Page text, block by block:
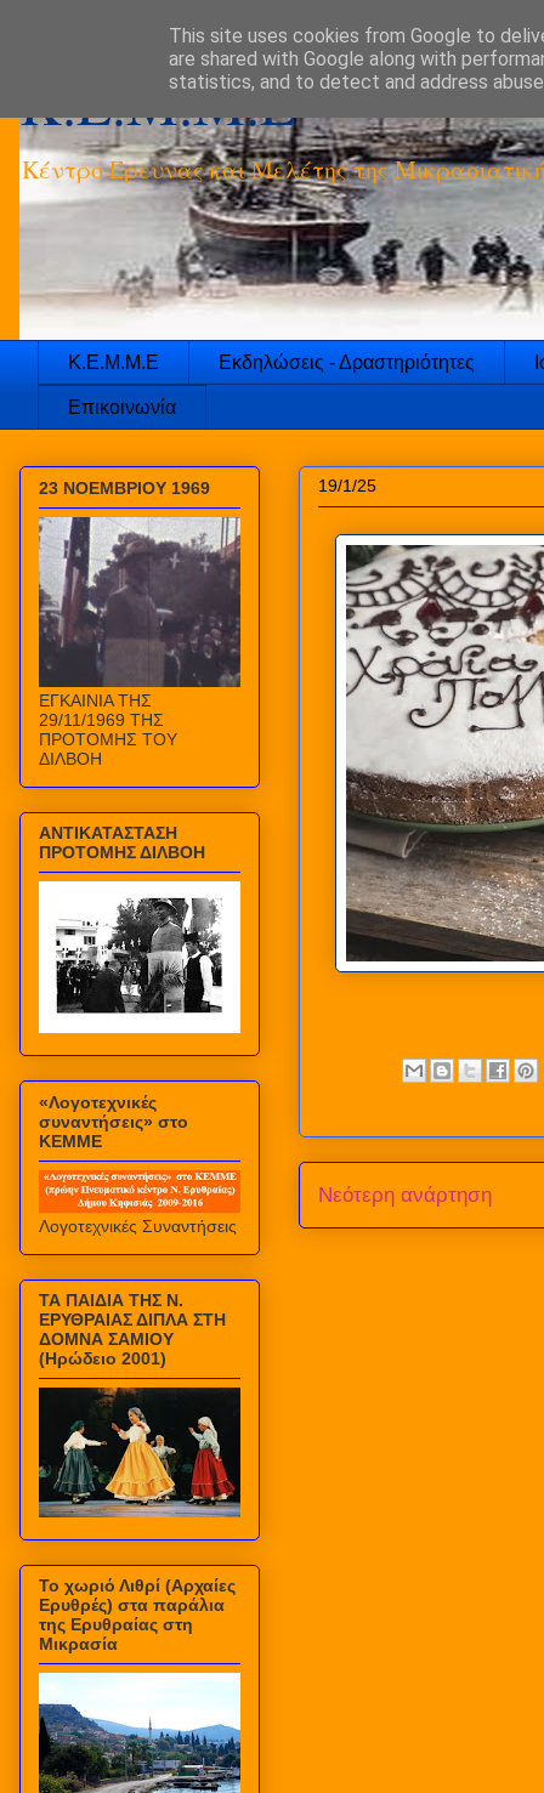
K.E.M.M.E
Κέντρο Έρευνας και Μελέτης της
Κ.Ε.Μ.Μ.Ε Εκδηλώσεις - Δραστηριότητες
Επικοινωνία
19/1/25
Νεότερη ανάρτηση
23 ΝΟΕΜΒΡΙΟΥ 1969
ΕΓΚΑΙΝΙΑ ΤΗΣ
29/11/1969 ΤΗΣ
ΠΡΟΤΟΜΗΣ ΤΟΥ
ΔΙΛΒΟΗ
ΑΝΤΙΚΑΤΑΣΤΑΣΗ
ΠΡΟΤΟΜΗΣ ΔΙΛΒΟΗ
«Λογοτεχνικές
συναντήσεις» στο
ΚΕΜΜΕ
Λογοτεχνικές Συναντήσεις
ΤΑ ΠΑΙΔΙΑ ΤΗΣ Ν.
ΕΡΥΘΡΑΙΑΣ ΔΙΠΛΑ ΣΤΗ
ΔΟΜΝΑ ΣΑΜΙΟΥ
(Ηρώδειο 2001)
Το χωριό Λιθρί (Αρχαίες
Ερυθρές) στα παράλια
της Ερυθραίας στη
Μικρασία
This site uses cookies from Google to
are shared with Google along with
statistics, and to detect and address